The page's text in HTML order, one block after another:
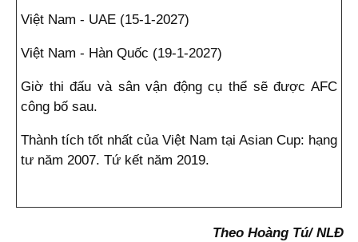
Việt Nam - UAE (15-1-2027)
Việt Nam - Hàn Quốc (19-1-2027)
Giờ thi đấu và sân vận động cụ thể sẽ được AFC
công bố sau.
Thành tích tốt nhất của Việt Nam tại Asian Cup: hạng
tư năm 2007. Tứ kết năm 2019.
Theo Hoàng Tú/ NLĐ